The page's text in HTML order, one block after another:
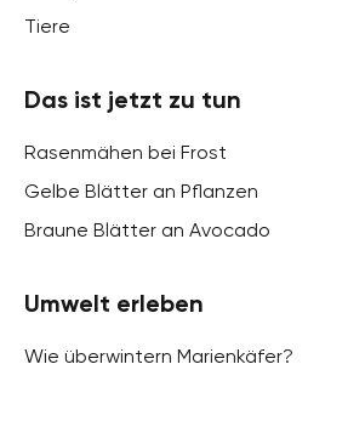
Tiere
Das ist jetzt zu tun
Rasenmähen bei Frost
Gelbe Blätter an Pflanzen
Braune Blätter an Avocado
Umwelt erleben
Wie überwintern Marienkäfer?